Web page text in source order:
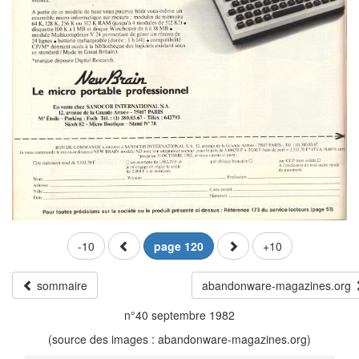
-10 page 120 +10
sommaire
abandonware-magazines.org
n°40 septembre 1982
(source des images : abandonware-magazines.org)